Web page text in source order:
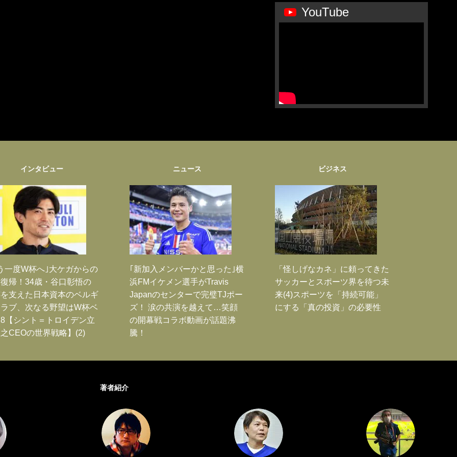
YouTube
インタビュー
一度W杯へ｣大ケガからの
帰！34歳・谷口彰悟の
支えた日本資本のベルギ
ブ、次なる野望はW杯ベ
【シント＝トロイデン立
CEOの世界戦略】(2)
ニュース
｢新加入メンバーかと思った｣横
浜FMイケメン選手がTravis
Japanのセンターで完璧TJポー
ズ！ 涙の共演を越えて…笑顔
の開幕戦コラボ動画が話題沸
騰！
ビジネス
「怪しげなカネ」に頼ってきた
サッカーとスポーツ界を待つ未
来(4)スポーツを「持続可能」
にする「真の投資」の必要性
著者紹介